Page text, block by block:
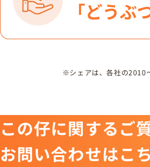
※シェアは、各社の2010
この仔に関するご
お問い合わせはこ